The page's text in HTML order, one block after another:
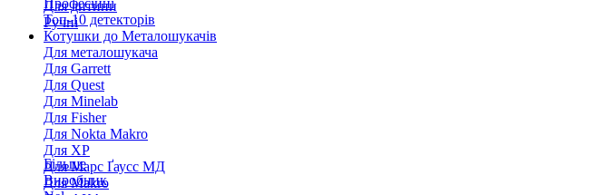
Для дитини
Ручні
Професійні
Топ-10 детекторів
Котушки до Металошукачів
Для металошукача
Для Garrett
Для Quest
Для Minelab
Для Fisher
Для Nokta Makro
Для XP
Для Марс Ґаусс МД
Для Makro
Більше
Виробник